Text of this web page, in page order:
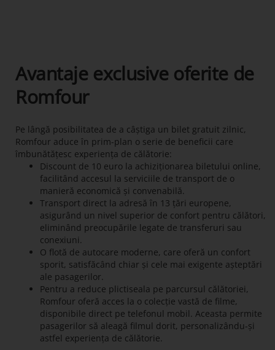
Avantaje exclusive oferite de
Romfour
Pe lângă posibilitatea de a câștiga un bilet gratuit zilnic,
Romfour aduce în prim-plan o serie de beneficii care
îmbunătățesc experiența de călătorie:
Discount de 10 euro la achiziționarea biletului online,
facilitând accesul la serviciile de transport de o
manieră economică și convenabilă.
Transport direct la adresă în 13 țări europene,
asigurând un nivel superior de confort pentru călători,
eliminând preocupările legate de transferuri sau
conexiuni.
O flotă de autocare moderne, care oferă un confort
sporit, satisfăcând chiar și cele mai exigente așteptări
ale pasagerilor.
Pentru a reduce plictiseala pe parcursul călătoriei,
Romfour oferă acces la o colecție vastă de filme,
disponibile direct pe telefonul mobil. Aceasta permite
pasagerilor să aleagă filmul dorit, personalizându-și
astfel experiența de călătorie.